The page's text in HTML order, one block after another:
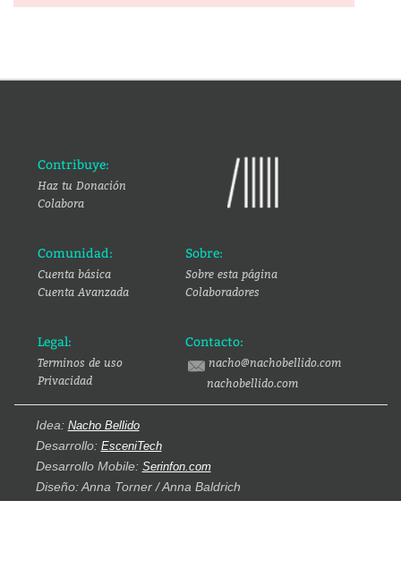
Contribuye:
Haz tu Donación
Colabora
Comunidad:
Cuenta básica
Cuenta Avanzada
Sobre:
Sobre esta página
Colaboradores
Legal:
Terminos de uso
Privacidad
Contacto:
nacho@nachobellido.com
nachobellido.com
Idea: Nacho Bellido
Desarrollo: EsceniTech
Desarrollo Mobile: Serinfon.com
Diseño: Anna Torner / Anna Baldrich